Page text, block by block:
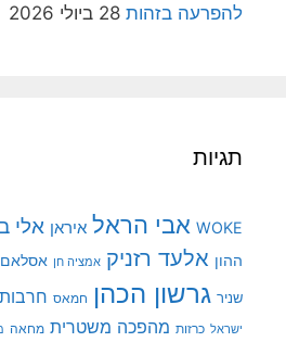
להפרעה בזהות 28 ביולי 2026
תגיות
WOKE אבי הראל איראן אלי
ההון אלעד רזניק אמציה חן אסלאם
שניר גרשון הכהן חמאס
ישראל כרזות מהפכה משטרית מחאה